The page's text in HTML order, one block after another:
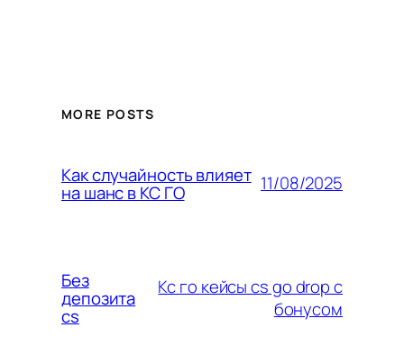
MORE POSTS
Как случайность влияет
на шанс в КС ГО 11/08/2025
Без
депозита
cs
Кс го кейсы cs go drop с
бонусом